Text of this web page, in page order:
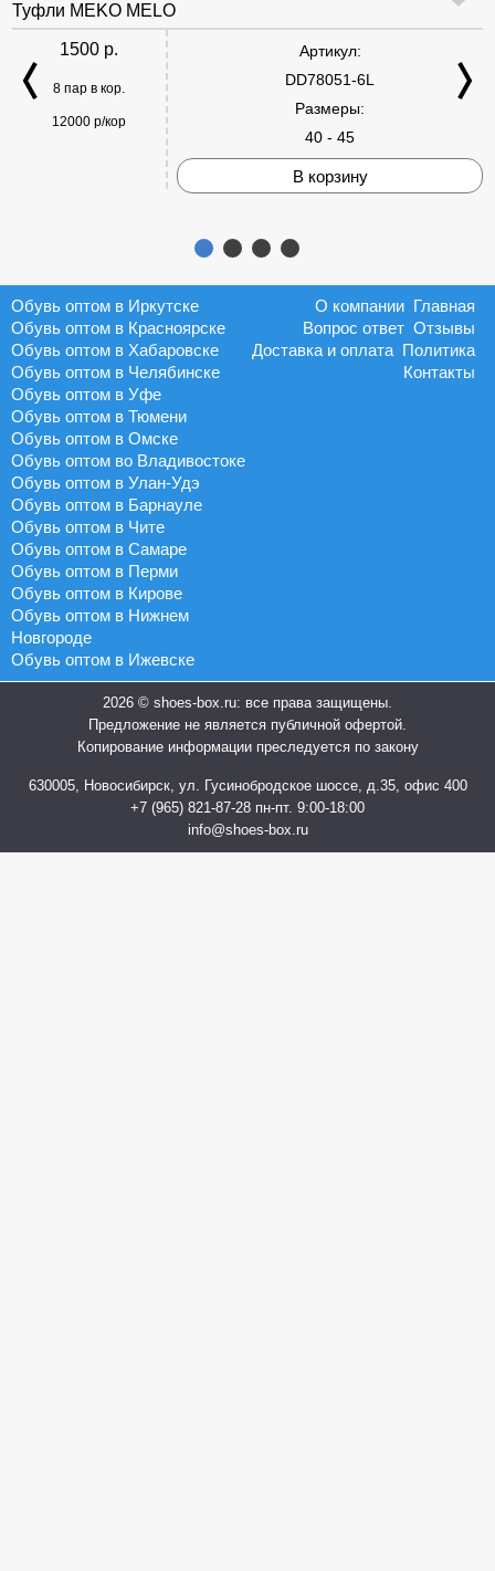
Туфли MEKO MELO
1500 р.
8 пар в кор.
12000 р/кор
Артикул:
DD78051-6L
Размеры:
40 - 45
В корзину
Обувь оптом в Иркутске
Обувь оптом в Красноярске
Обувь оптом в Хабаровске
Обувь оптом в Челябинске
Обувь оптом в Уфе
Обувь оптом в Тюмени
Обувь оптом в Омске
Обувь оптом во Владивостоке
Обувь оптом в Улан-Удэ
Обувь оптом в Барнауле
Обувь оптом в Чите
Обувь оптом в Самаре
Обувь оптом в Перми
Обувь оптом в Кирове
Обувь оптом в Нижнем
Новгороде
Обувь оптом в Ижевске
Главная
О компании
Отзывы
Вопрос ответ
Политика
Доставка и оплата
Контакты
2026 © shoes-box.ru: все права защищены.
Предложение не является публичной офертой.
Копирование информации преследуется по закону
630005, Новосибирск, ул. Гусинобродское шоссе, д.35, офис 400
+7 (965) 821-87-28 пн-пт. 9:00-18:00
info@shoes-box.ru